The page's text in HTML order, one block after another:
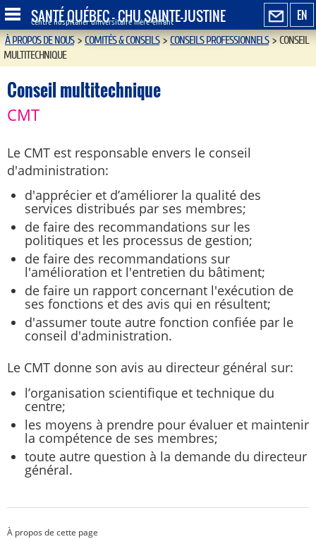
EN
SANTÉ QUÉBEC - CHU SAINTE-JUSTINE
Centre hospitalier universitaire mère-enfant
À PROPOS DE NOUS>COMITÉS & CONSEILS>CONSEILS PROFESSIONNELS>CONSEIL
MULTITECHNIQUE
Conseil multitechnique
CMT
Le CMT est responsable envers le conseil
d'administration:
d'apprécier et d’améliorer la qualité des
services distribués par ses membres;
de faire des recommandations sur les
politiques et les processus de gestion;
de faire des recommandations sur
l'amélioration et l'entretien du bâtiment;
de faire un rapport concernant l'exécution de
ses fonctions et des avis qui en résultent;
d'assumer toute autre fonction confiée par le
conseil d'administration.
Le CMT donne son avis au directeur général sur:
l’organisation scientifique et technique du
centre;
les moyens à prendre pour évaluer et maintenir
la compétence de ses membres;
toute autre question à la demande du directeur
général.
À propos de cette page